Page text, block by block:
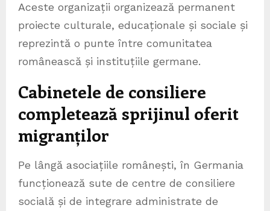
Aceste organizații organizează permanent
proiecte culturale, educaționale și sociale și
reprezintă o punte între comunitatea
românească și instituțiile germane.
Cabinetele de consiliere
completează sprijinul oferit
migranților
Pe lângă asociațiile românești, în Germania
funcționează sute de centre de consiliere
socială și de integrare administrate de